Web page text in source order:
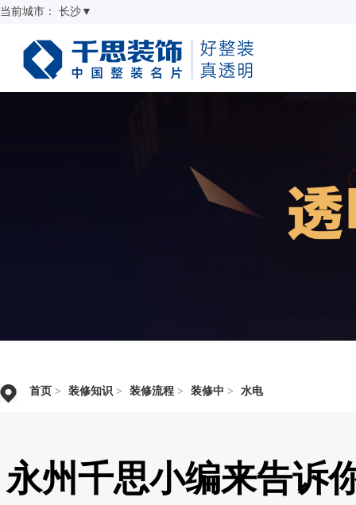
当前城市： 长沙 ▼
首页 > 装修知识 > 装修流程 > 装修中 > 水电
永州千思小编来告诉